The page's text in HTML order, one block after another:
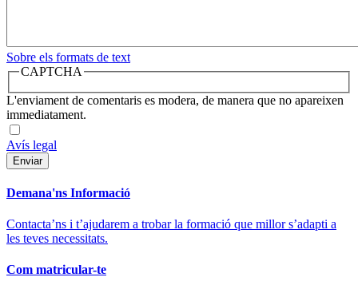
Sobre els formats de text
CAPTCHA
L'enviament de comentaris es modera, de manera que no apareixen
immediatament.
Avís legal
Demana'ns Informació
Contacta’ns i t’ajudarem a trobar la formació que millor s’adapti a
les teves necessitats.
Com matricular-te